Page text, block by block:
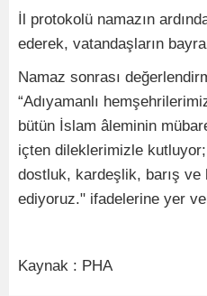
İl protokolü namazın
ederek, vatandaşların
Namaz sonrası
“Adıyamanlı
bütün İslam âleminin
içten dileklerimizle
dostluk, kardeşlik, barış
ediyoruz." ifadelerine yer
Kaynak : PHA